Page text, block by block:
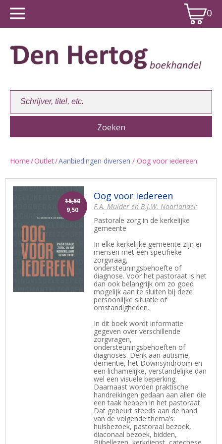
0
Home/Outlet/Aanbiedingen diversen / Oog voor iedereen
15,50
9,50
Oog voor iedereen
F.A. Mulder en B.J.W. Noorlander
red.
Pastorale zorg in de kerkelijke
gemeente
In elke kerkelijke gemeente zijn er
mensen met een specifieke
zorgvraag,
ondersteuningsbehoefte of
diagnose. Voor het pastoraat is het
dan ook belangrijk om zo goed
mogelijk aan te sluiten bij deze
persoonlijke situatie of
omstandigheden.
In dit boek wordt informatie
gegeven over verschillende
zorgvragen,
ondersteuningsbehoeften of
diagnoses. Denk aan autisme,
dementie, het Downsyndroom en
een lichamelijke, verstandelijke dan
wel een visuele beperking.
Daarnaast worden praktische
handreikingen gedaan aan allen die
een taak hebben in het pastoraat.
Dat gebeurt steeds aan de hand
van de volgende thema’s:
huisbezoek, pastoraal bezoek,
diaconaal bezoek, bidden,